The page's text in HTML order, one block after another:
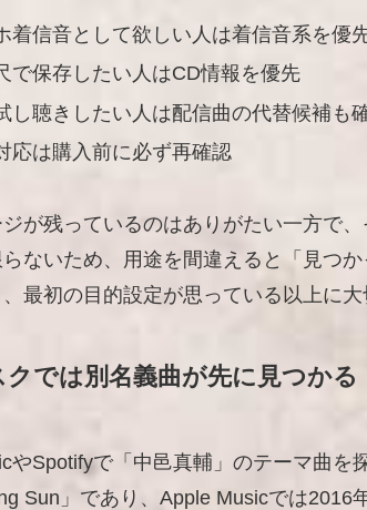
着信音として欲しい人は着信音系を優
で保存したい人はCD情報を優先
し聴きしたい人は配信曲の代替候補も
応は購入前に必ず再確認
が残っているのはありがたい一方で
らないため、用途を間違えると「見つ
最初の目的設定が思っている以上に大
クでは別名義曲が先に見つかる
やSpotifyで「中邑真輔」のテーマ曲を
Sun」であり、Apple Musicでは